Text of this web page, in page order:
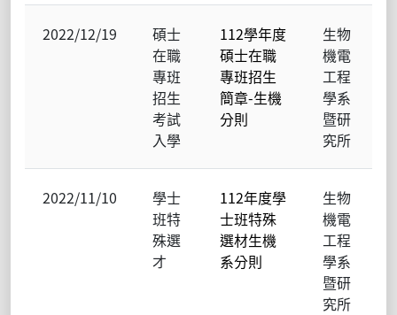
2022/12/19
碩士
在職
專班
招生
考試
入學
112學年度
碩士在職
專班招生
簡章-生機
分則
生物
機電
工程
學系
暨研
究所
2022/11/10
學士
班特
殊選
才
112年度學
士班特殊
選材生機
系分則
生物
機電
工程
學系
暨研
究所